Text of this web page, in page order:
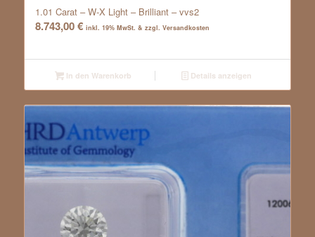
1.01 Carat – W-X Light – Brilliant – vvs2
8.743,00€ inkl. 19% MwSt. & zzgl. Versandkosten
In den Warenkorb Details anzeigen